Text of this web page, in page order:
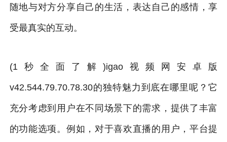
随地与对方分享自己的生活，表达自己的感情，享
受最真实的互动。
(1秒全面了解)igao视频网安卓版
v42.544.79.70.78.30的独特魅力到底在哪里呢？它
充分考虑到用户在不同场景下的需求，提供了丰富
的功能选项。例如，对于喜欢直播的用户，平台提